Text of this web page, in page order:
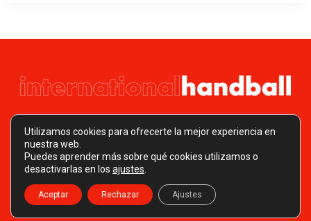
Copyright © 2026 Internationalhandball
Política de Privacidad
Utilizamos cookies para ofrecerte la mejor experiencia en
nuestra web.
Puedes aprender más sobre qué cookies utilizamos o
desactivarlas en los ajustes
Aceptar Rechazar Ajustes